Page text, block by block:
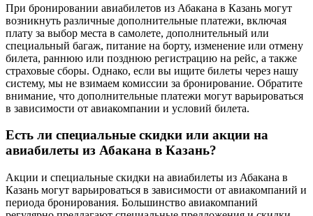
При бронировании авиабилетов из Абакана в Казань могут
возникнуть различные дополнительные платежи, включая
плату за выбор места в самолете, дополнительный или
специальный багаж, питание на борту, изменение или отмену
билета, раннюю или позднюю регистрацию на рейс, а также
страховые сборы. Однако, если вы ищите билеты через нашу
систему, мы не взимаем комиссии за бронирование. Обратите
внимание, что дополнительные платежи могут варьироваться
в зависимости от авиакомпании и условий билета.
Есть ли специальные скидки или акции на
авиабилеты из Абакана в Казань?
Акции и специальные скидки на авиабилеты из Абакана в
Казань могут варьироваться в зависимости от авиакомпаний и
периода бронирования. Большинство авиакомпаний